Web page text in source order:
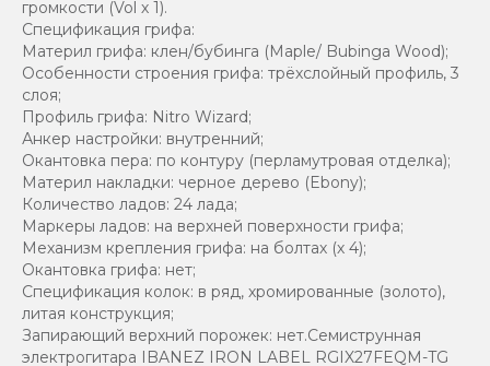
громкости (Vol х 1).
Спецификация грифа:
Материл грифа: клен/бубинга (Maple/ Bubinga Wood);
Особенности строения грифа: трёхслойный профиль, 3
слоя;
Профиль грифа: Nitro Wizard;
Анкер настройки: внутренний;
Окантовка пера: по контуру (перламутровая отделка);
Материл накладки: черное дерево (Ebony);
Количество ладов: 24 лада;
Маркеры ладов: на верхней поверхности грифа;
Механизм крепления грифа: на болтах (х 4);
Окантовка грифа: нет;
Спецификация колок: в ряд, хромированные (золото),
литая конструкция;
Запирающий верхний порожек: нет.Семиструнная
электрогитара IBANEZ IRON LABEL RGIX27FEQM-TG